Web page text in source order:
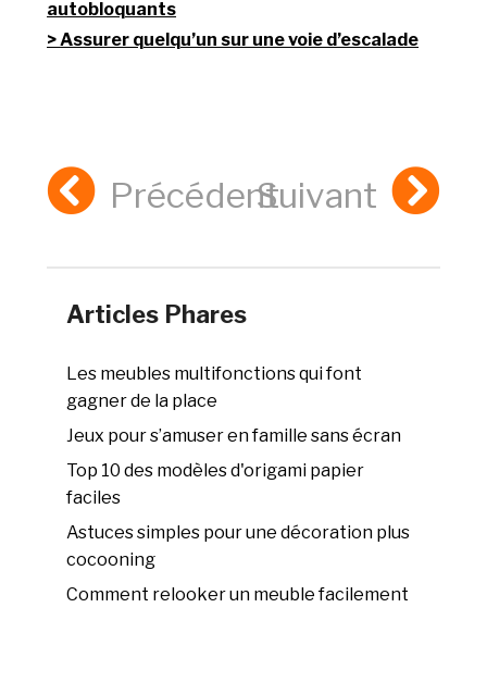
autobloquants
Assurer quelqu’un sur une voie d’escalade
PrécédentSuivant
Articles Phares
Les meubles multifonctions qui font
gagner de la place
Jeux pour s’amuser en famille sans écran
Top 10 des modèles d'origami papier
faciles
Astuces simples pour une décoration plus
cocooning
Comment relooker un meuble facilement